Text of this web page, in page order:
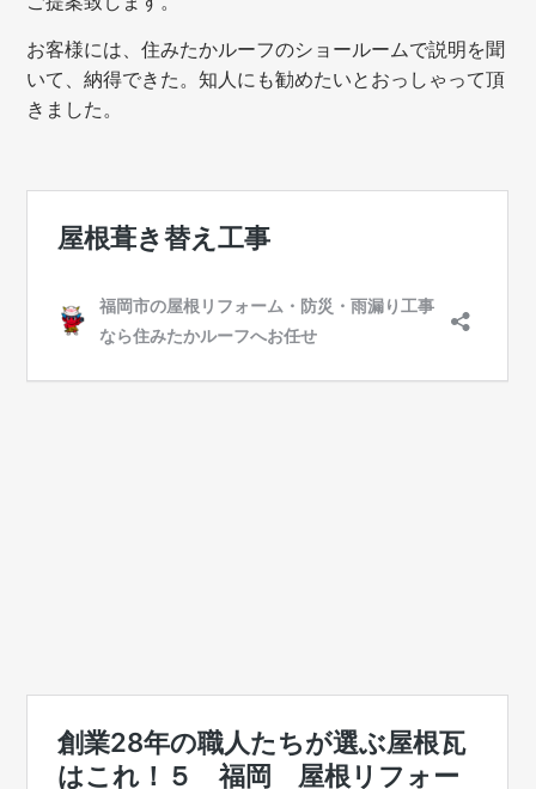
お客様には、住みたかルーフのショールームで説明を聞
いて、納得できた。知人にも勧めたいとおっしゃって頂
きました。